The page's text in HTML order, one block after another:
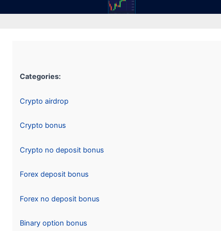
Categories:
Crypto airdrop
Crypto bonus
Crypto no deposit bonus
Forex deposit bonus
Forex no deposit bonus
Binary option bonus